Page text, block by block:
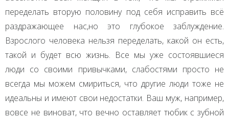
переделать вторую половину под себя исправить всё
раздражающее нас,но это глубокое заблуждение.
Взрослого человека нельзя переделать, какой он есть,
такой и будет всю жизнь. Все мы уже состоявшиеся
люди со своими привычками, слабостями просто не
всегда мы можем смириться, что другие люди тоже не
идеальны и имеют свои недостатки. Ваш муж, например,
вовсе не виноват, что вечно оставляет тюбик с зубной